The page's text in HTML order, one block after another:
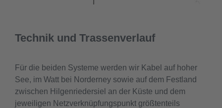
Technik und Trassenverlauf
Für die beiden Systeme werden wir Kabel auf hoher
See, im Watt bei Norderney sowie auf dem Festland
zwischen Hilgenriedersiel an der Küste und dem
jeweiligen Netzverknüpfungspunkt größtenteils